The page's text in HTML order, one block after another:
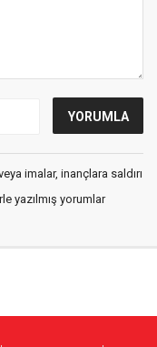
imalar, inançlara saldırı
yazılmış yorumlar